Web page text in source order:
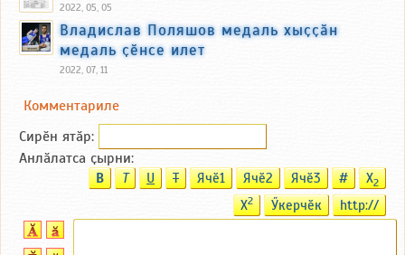
2022, 05, 05
Владислав Поляшов медаль хыҫҫӑн
медаль ҫӗнсе илет
2022, 07, 11
Комментариле
Сирӗн ятӑp:
Анлӑлатса ҫырни:
B T U T Ячӗ1 Ячӗ2 Ячӗ3 # X2
X2 Ӳкерчӗк http://